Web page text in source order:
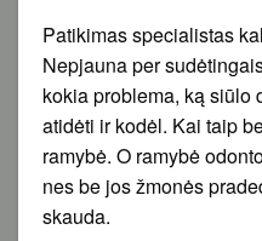
Patikimas specialistas
Nepjauna per
kokia problema, ką siūlo
atidėti ir kodėl. Kai taip
ramybė. O ramybė
nes be jos žmonės
skauda.